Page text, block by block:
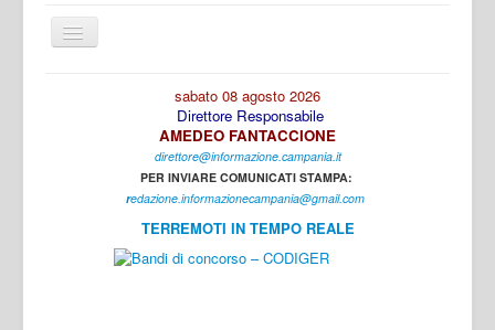
Cambia
navigazione
sabato 08 agosto 2026
Direttore Responsabile
AMEDEO FANTACCIONE
direttore@informazione.campania.it
PER INVIARE COMUNICATI STAMPA:
redazione.informazionecampania@gmail.com
TERREMOTI IN TEMPO REALE